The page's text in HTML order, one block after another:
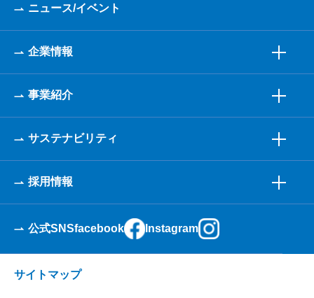
ニュース/イベント
企業情報
事業紹介
サステナビリティ
採用情報
公式SNSfacebook Instagram
サイトマップ